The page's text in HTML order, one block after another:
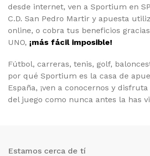
desde internet, ven a Sportium en
C.D. San Pedro Martir y apuesta
online, o cobra tus beneficios
UNO, ¡más fácil imposible!
Fútbol, carreras, tenis, golf,
por qué Sportium es la casa de
España, ¡ven a conocernos y
del juego como nunca antes la has
Estamos cerca de tí